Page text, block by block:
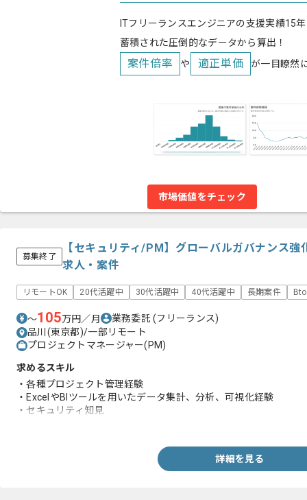
ITフリーランスエンジニアの支援実績15
蓄積された圧倒的なデータから算出！
案件倍率 や 適正単価 が一目瞭然
市場価値をチェック
募集終了
【セキュリティ/PM】グローバルガバナンス強
求人・案件
リモートOK 20代活躍中 30代活躍中 40代活躍中 長期案件
〜105万円／月 業務委託(フリーランス)
品川(東京都)/一部リモート
プロジェクトマネージャー(PM)
求めるスキル
・各種プロジェクト管理経験
・ExcelやBIツールを用いたデータ集計、分析、可視化経験
・セキュリティ知見
詳細を見る